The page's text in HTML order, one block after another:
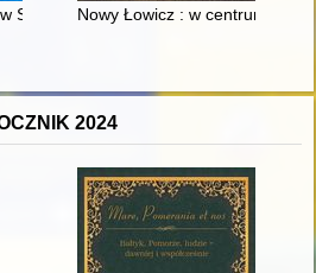
Sopocie : prestiż finansowy i
Nowy Łowicz : w centrum
2024